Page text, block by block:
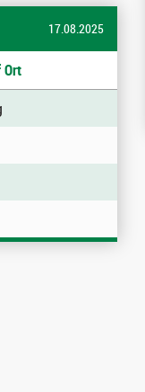
17.08.2025